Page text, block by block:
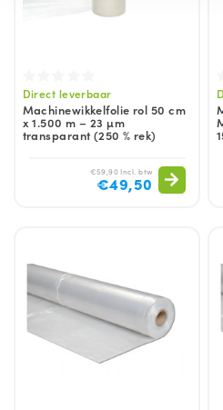
Direct leverbaar
Machinewikkelfolie rol 50 cm
x 1.500 m – 23 µm
transparant (250 % rek)
€59,90 Incl. btw
€49,50